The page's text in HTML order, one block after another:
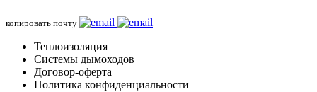
копировать почту
Теплоизоляция
Системы дымоходов
Договор-оферта
Политика конфиденциальности